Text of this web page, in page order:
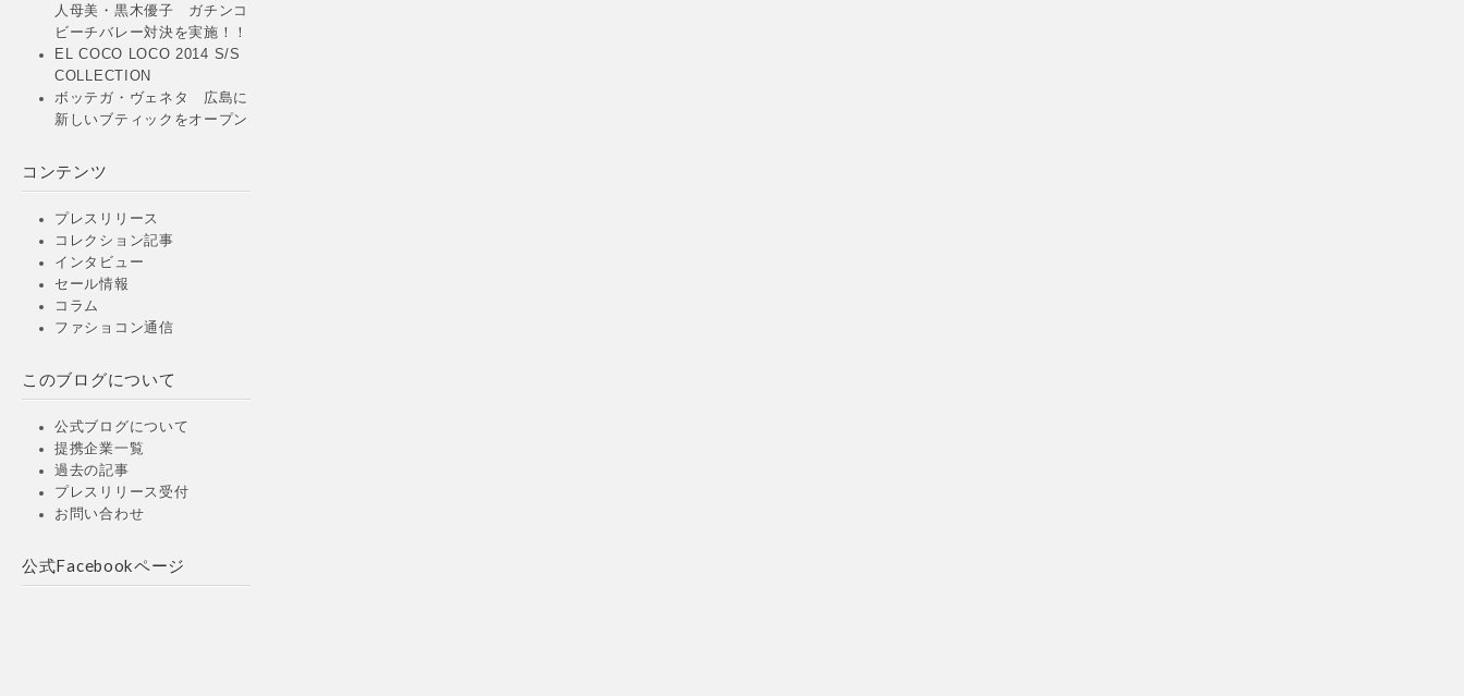
人母美・黒木優子 ガチンコ
ビーチバレー対決を実施！！
EL COCO LOCO 2014 S/S
COLLECTION
ボッテガ・ヴェネタ 広島に
新しいブティックをオープン
コンテンツ
プレスリリース
コレクション記事
インタビュー
セール情報
コラム
ファショコン通信
このブログについて
公式ブログについて
提携企業一覧
過去の記事
プレスリリース受付
お問い合わせ
公式Facebookページ